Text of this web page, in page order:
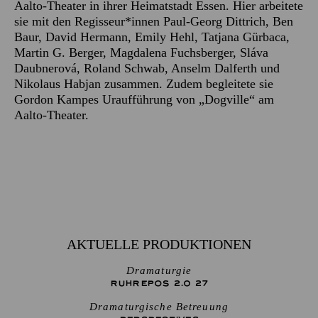
Aalto-Theater in ihrer Heimatstadt Essen. Hier arbeitete
sie mit den Regisseur*innen Paul-Georg Dittrich, Ben
Baur, David Hermann, Emily Hehl, Tatjana Gürbaca,
Martin G. Berger, Magdalena Fuchsberger, Sláva
Daubnerová, Roland Schwab, Anselm Dalferth und
Nikolaus Habjan zusammen. Zudem begleitete sie
Gordon Kampes Uraufführung von „Dogville“ am
Aalto-Theater.
AKTUELLE PRODUKTIONEN
Dramaturgie
RUHREPOS 2.0 27
Dramaturgische Betreuung